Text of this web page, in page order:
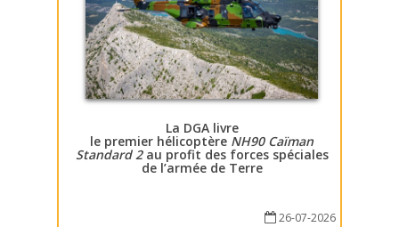
La DGA livre
le premier hélicoptère NH90 Caïman
Standard 2au profit des forces spéciales
de l’armée de Terre
26-07-2026